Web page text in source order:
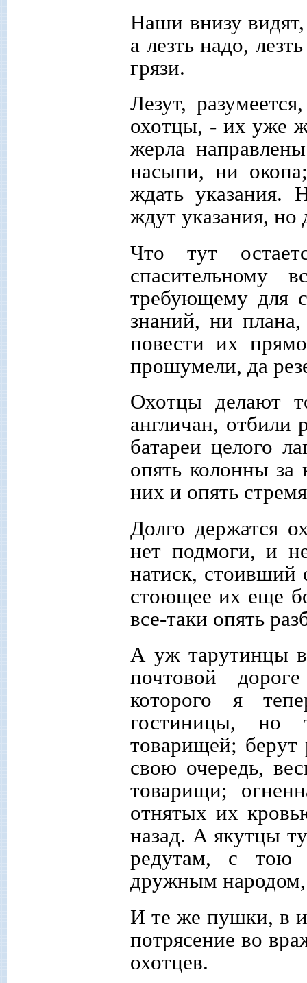
Наши внизу
а лезть надо,
грязи.
Лезут,
охотцы, - их уже
жерла
насыпи, ни
ждать указания.
ждут указания, но
Что тут
спасительному
требующему для
знаний, ни
повести их
прошумели, да
Охотцы делают
англичан, отбили
батареи целого
опять колонны за
них и опять
Долго держатся
нет подмоги, и
натиск, стоивший
стоющее их еще
все-таки опять
А уж тарутинцы
почтовой
которого я
гостиницы, но
товарищей; берут
свою очередь,
товарищи;
отнятых их
назад. А якутцы
редутам, с тою
дружным
И те же пушки, в
потрясение во
охотцев.